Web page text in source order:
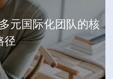
元国际化团队的核
径